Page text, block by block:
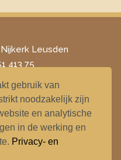
gebruik van
noodzakelijk zijn
en analytische
in de werking en
Privacy- en
Leusden
413 75